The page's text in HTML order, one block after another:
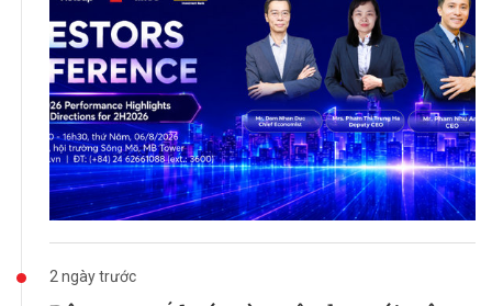
2 ngày trước